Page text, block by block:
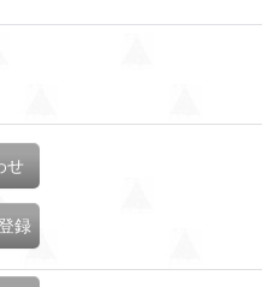
せ
録